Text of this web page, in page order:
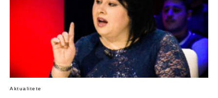
Aktualitete